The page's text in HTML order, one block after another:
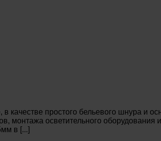
простого бельевого шнура и
монтажа осветительного
в [...]